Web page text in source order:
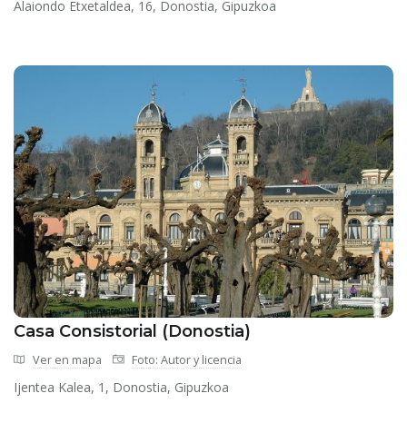
Alaiondo Etxetaldea, 16, Donostia, Gipuzkoa
Casa Consistorial (Donostia)
Ver en mapa Foto: Autor y licencia
Ijentea Kalea, 1, Donostia, Gipuzkoa